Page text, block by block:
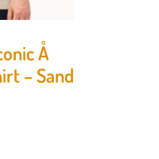
Å
– Sand